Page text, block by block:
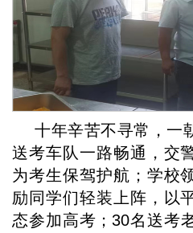
十年辛苦不寻常，一
送考车队一路畅通，交
为考生保驾护航；学校
励同学们轻装上阵，以
态参加高考；30名送考